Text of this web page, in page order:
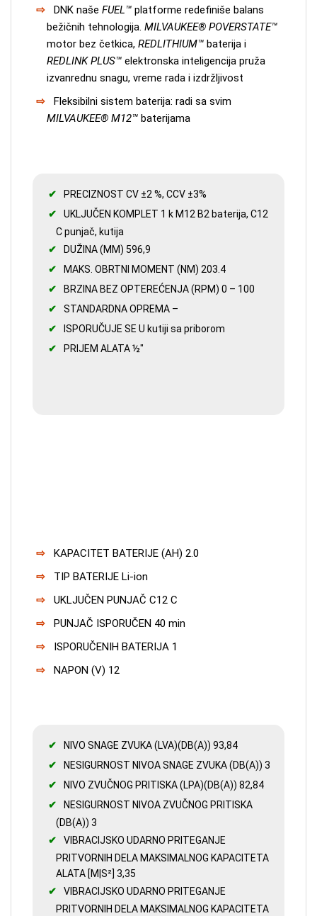
DNK naše FUEL™platforme redefiniše balans
bežičnih tehnologija. MILVAUKEE® POVERSTATE™
motor bez četkica, REDLITHIUM™baterija i
REDLINK PLUS™elektronska inteligencija pruža
izvanrednu snagu, vreme rada i izdržljivost
Fleksibilni sistem baterija: radi sa svim
MILVAUKEE® M12™baterijama
PRECIZNOST CV ±2 %, CCV ±3%
UKLJUČEN KOMPLET 1 k M12 B2 baterija, C12
C punjač, kutija
DUŽINA (MM) 596,9
MAKS. OBRTNI MOMENT (NM) 203.4
BRZINA BEZ OPTEREĆENJA (RPM) 0 – 100
STANDARDNA OPREMA –
ISPORUČUJE SE U kutiji sa priborom
PRIJEM ALATA ½″
KAPACITET BATERIJE (AH) 2.0
TIP BATERIJE Li-ion
UKLJUČEN PUNJAČ C12 C
PUNJAČ ISPORUČEN 40 min
ISPORUČENIH BATERIJA 1
NAPON (V) 12
NIVO SNAGE ZVUKA (LVA)(DB(A)) 93,84
NESIGURNOST NIVOA SNAGE ZVUKA (DB(A)) 3
NIVO ZVUČNOG PRITISKA (LPA)(DB(A)) 82,84
NESIGURNOST NIVOA ZVUČNOG PRITISKA
(DB(A)) 3
VIBRACIJSKO UDARNO PRITEGANJE
PRITVORNIH DELA MAKSIMALNOG KAPACITETA
ALATA [M|S²] 3,35
VIBRACIJSKO UDARNO PRITEGANJE
PRITVORNIH DELA MAKSIMALNOG KAPACITETA